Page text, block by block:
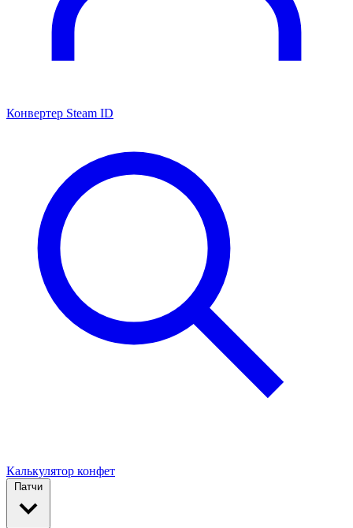
Конвертер Steam ID
Калькулятор конфет
Патчи